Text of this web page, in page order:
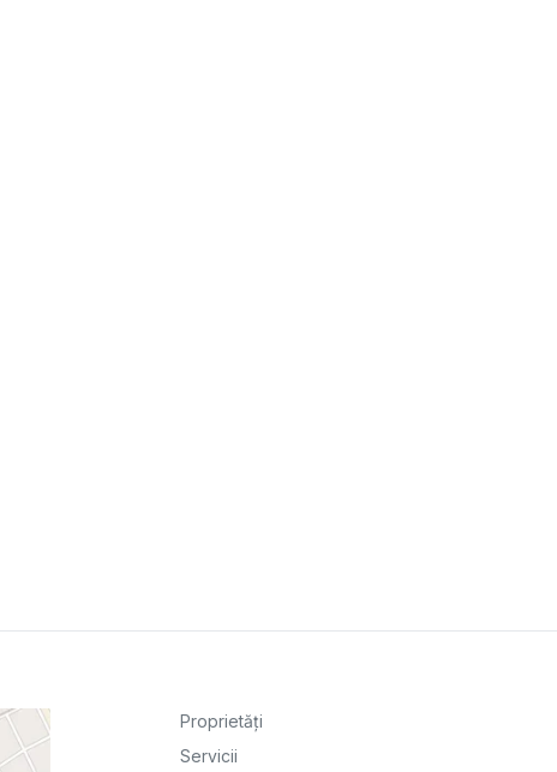
Proprietăți
Servicii